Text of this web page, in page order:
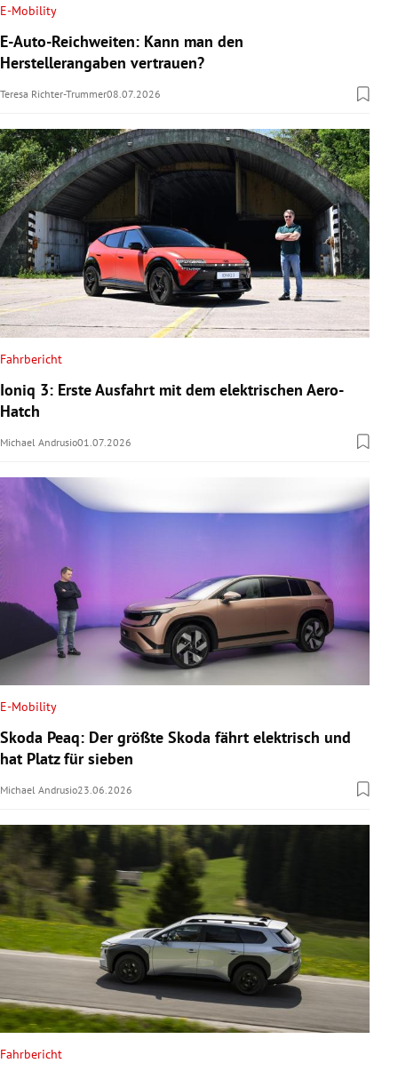
E-Mobility
E-Auto-Reichweiten: Kann man den
Herstellerangaben vertrauen?
Teresa Richter-Trummer08.07.2026
Fahrbericht
Ioniq 3: Erste Ausfahrt mit dem elektrischen Aero-
Hatch
Michael Andrusio01.07.2026
E-Mobility
Skoda Peaq: Der größte Skoda fährt elektrisch und
hat Platz für sieben
Michael Andrusio23.06.2026
Fahrbericht